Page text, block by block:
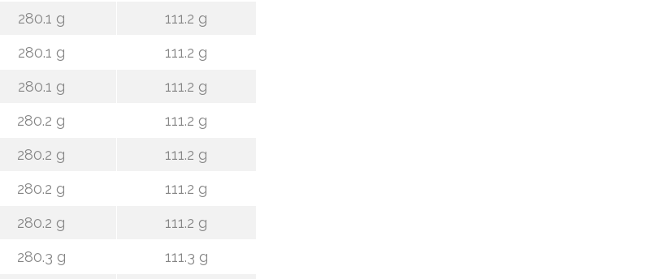
280.1 g
111.2 g
280.1 g
111.2 g
280.1 g
111.2 g
280.2 g
111.2 g
280.2 g
111.2 g
280.2 g
111.2 g
280.2 g
111.2 g
280.3 g
111.3 g